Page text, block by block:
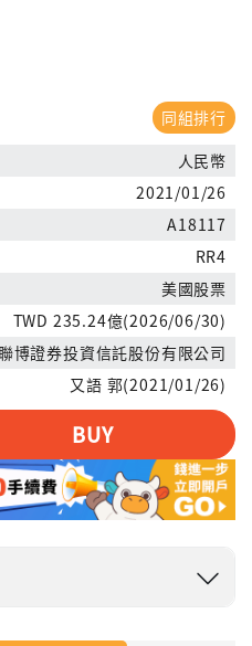
同組排行
人民幣
2021/01/26
A18117
RR4
美國股票
TWD 235.24億(2026/06/30)
博證券投資信託股份有限公司
又語 郭(2021/01/26)
BUY